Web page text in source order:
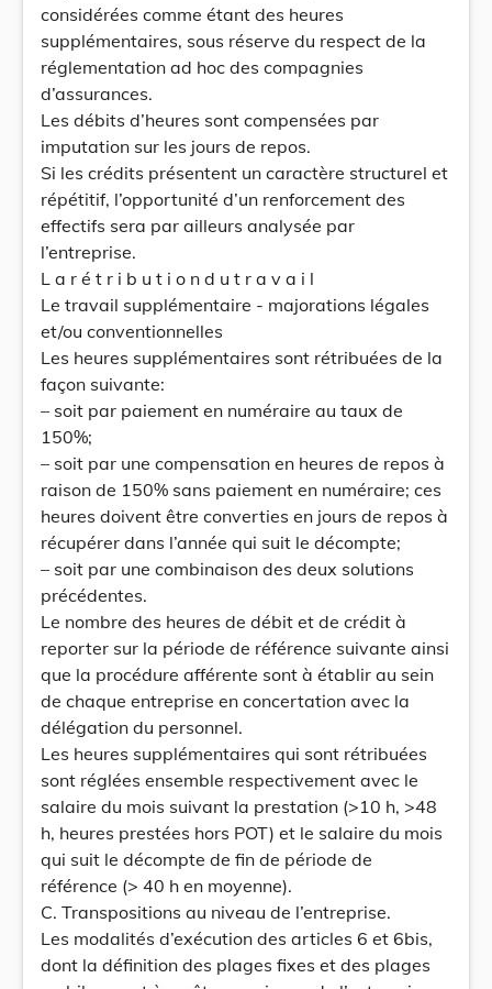
considérées comme étant des heures
supplémentaires, sous réserve du respect de la
réglementation ad hoc des compagnies
d’assurances.
Les débits d’heures sont compensées par
imputation sur les jours de repos.
Si les crédits présentent un caractère structurel et
répétitif, l’opportunité d’un renforcement des
effectifs sera par ailleurs analysée par
l’entreprise.
L a r é t r i b u t i o n d u t r a v a i l
Le travail supplémentaire - majorations légales
et/ou conventionnelles
Les heures supplémentaires sont rétribuées de la
façon suivante:
– soit par paiement en numéraire au taux de
150%;
– soit par une compensation en heures de repos à
raison de 150% sans paiement en numéraire; ces
heures doivent être converties en jours de repos à
récupérer dans l’année qui suit le décompte;
– soit par une combinaison des deux solutions
précédentes.
Le nombre des heures de débit et de crédit à
reporter sur la période de référence suivante ainsi
que la procédure afférente sont à établir au sein
de chaque entreprise en concertation avec la
délégation du personnel.
Les heures supplémentaires qui sont rétribuées
sont réglées ensemble respectivement avec le
salaire du mois suivant la prestation (>10 h, >48
h, heures prestées hors POT) et le salaire du mois
qui suit le décompte de fin de période de
référence (> 40 h en moyenne).
C. Transpositions au niveau de l’entreprise.
Les modalités d’exécution des articles 6 et 6bis,
dont la définition des plages fixes et des plages